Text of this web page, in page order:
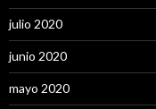
julio 2020
junio 2020
mayo 2020